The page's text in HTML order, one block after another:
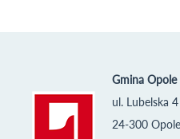
Gmina Opole
ul. Lubelska 4
24-300